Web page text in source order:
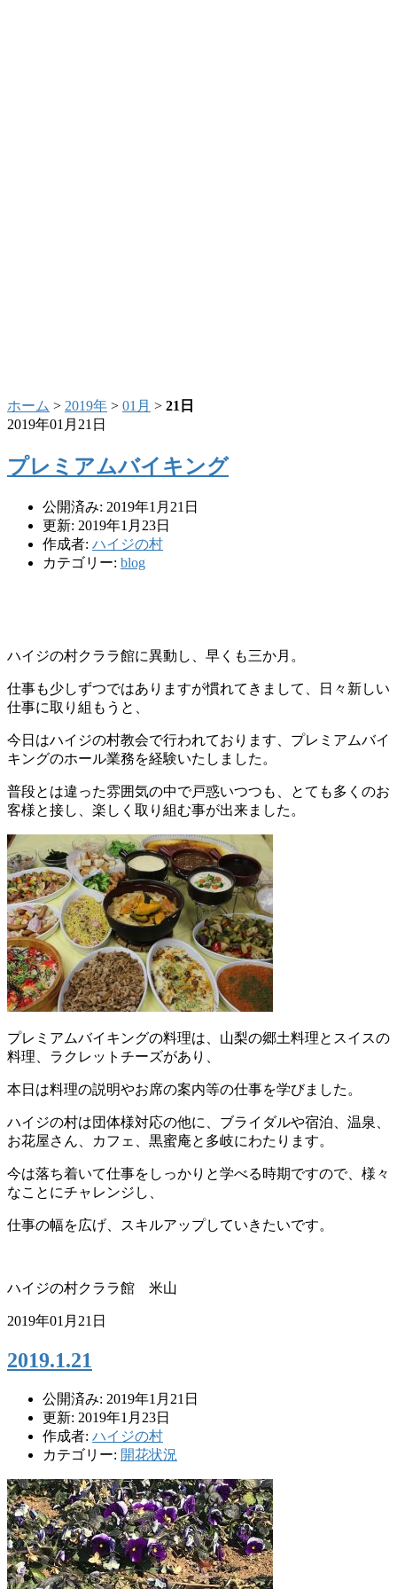
ホーム > 2019年 > 01月 > 21日
2019年01月21日
プレミアムバイキング
公開済み: 2019年1月21日
更新: 2019年1月23日
作成者: ハイジの村
カテゴリー: blog
ハイジの村クララ館に異動し、早くも三か月。
仕事も少しずつではありますが慣れてきまして、日々新しい
仕事に取り組もうと、
今日はハイジの村教会で行われております、プレミアムバイ
キングのホール業務を経験いたしました。
普段とは違った雰囲気の中で戸惑いつつも、とても多くのお
客様と接し、楽しく取り組む事が出来ました。
プレミアムバイキングの料理は、山梨の郷土料理とスイスの
料理、ラクレットチーズがあり、
本日は料理の説明やお席の案内等の仕事を学びました。
ハイジの村は団体様対応の他に、ブライダルや宿泊、温泉、
お花屋さん、カフェ、黒蜜庵と多岐にわたります。
今は落ち着いて仕事をしっかりと学べる時期ですので、様々
なことにチャレンジし、
仕事の幅を広げ、スキルアップしていきたいです。
ハイジの村クララ館 米山
2019年01月21日
2019.1.21
公開済み: 2019年1月21日
更新: 2019年1月23日
作成者: ハイジの村
カテゴリー: 開花状況